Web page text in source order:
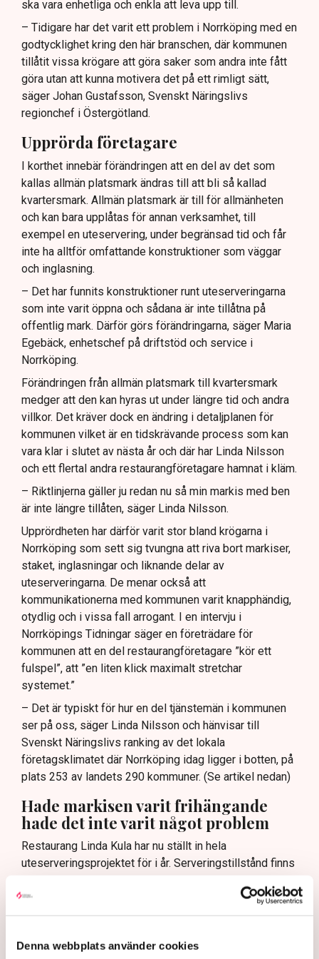
Denna webbplats använder cookies
ska vara enhetliga och enkla att leva upp till.
– Tidigare har det varit ett problem i Norrköping med en
godtycklighet kring den här branschen, där kommunen
tillåtit vissa krögare att göra saker som andra inte fått
göra utan att kunna motivera det på ett rimligt sätt,
säger Johan Gustafsson, Svenskt Näringslivs
regionchef i Östergötland.
Upprörda företagare
I korthet innebär förändringen att en del av det som
kallas allmän platsmark ändras till att bli så kallad
kvartersmark. Allmän platsmark är till för allmänheten
och kan bara upplåtas för annan verksamhet, till
exempel en uteservering, under begränsad tid och får
inte ha alltför omfattande konstruktioner som väggar
och inglasning.
– Det har funnits konstruktioner runt uteserveringarna
som inte varit öppna och sådana är inte tillåtna på
offentlig mark. Därför görs förändringarna, säger Maria
Egebäck, enhetschef på driftstöd och service i
Norrköping.
Förändringen från allmän platsmark till kvartersmark
medger att den kan hyras ut under längre tid och andra
villkor. Det kräver dock en ändring i detaljplanen för
kommunen vilket är en tidskrävande process som kan
vara klar i slutet av nästa år och där har Linda Nilsson
och ett flertal andra restaurangföretagare hamnat i kläm.
– Riktlinjerna gäller ju redan nu så min markis med ben
är inte längre tillåten, säger Linda Nilsson.
Upprördheten har därför varit stor bland krögarna i
Norrköping som sett sig tvungna att riva bort markiser,
staket, inglasningar och liknande delar av
uteserveringarna. De menar också att
kommunikationerna med kommunen varit knapphändig,
otydlig och i vissa fall arrogant. I en intervju i
Norrköpings Tidningar säger en företrädare för
kommunen att en del restaurangföretagare ”kör ett
fulspel”, att ”en liten klick maximalt stretchar
systemet.”
– Det är typiskt för hur en del tjänstemän i kommunen
ser på oss, säger Linda Nilsson och hänvisar till
Svenskt Näringslivs ranking av det lokala
företagsklimatet där Norrköping idag ligger i botten, på
plats 253 av landets 290 kommuner. (Se artikel nedan)
Hade markisen varit frihängande
hade det inte varit något problem
Restaurang Linda Kula har nu ställt in hela
uteserveringsprojektet för i år. Serveringstillstånd finns
tillstånd för uteservering.
– Det blev ju rena utpressningssituationen, säger Linda